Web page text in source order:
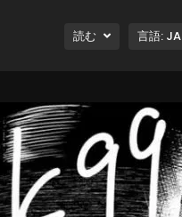
読む 言語: JA